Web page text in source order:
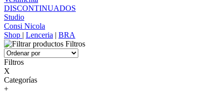
DISCONTINUADOS
Studio
Consi Nicola
Shop | Lenceria | BRA
Filtros
Filtros
X
Categorías
+